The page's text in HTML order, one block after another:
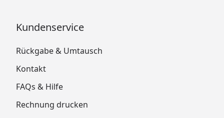
Kundenservice
Rückgabe & Umtausch
Kontakt
FAQs & Hilfe
Rechnung drucken